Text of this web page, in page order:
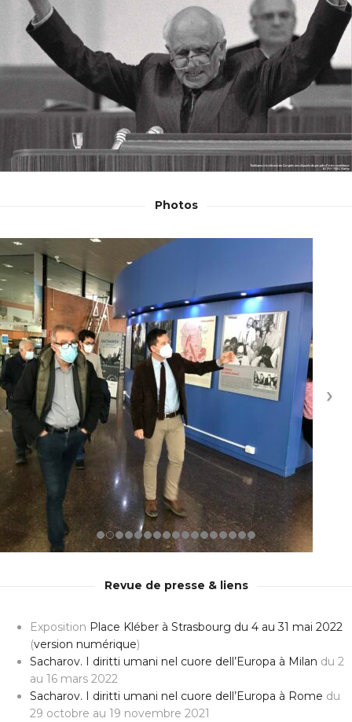
Photos
Revue de presse & liens
Exposition Place Kléber à Strasbourg du 4 au 31 mai 2022
(version numérique)
Sacharov. I diritti umani nel cuore dell’Europa à Milan du 2
au 16 mars 2022
Sacharov. I diritti umani nel cuore dell’Europa à Rome du
29 octobre au 19 novembre 2021